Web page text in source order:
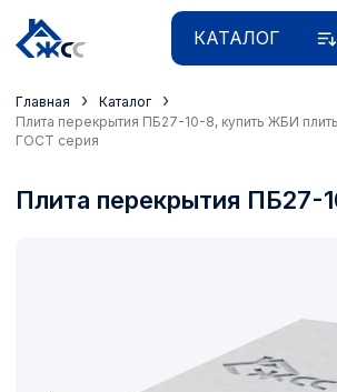
КАТАЛОГ
Главная › Каталог ›
Плита перекрытия ПБ27-10-8, купить ЖБИ
ГОСТ серия
Плита перекрытия ПБ27-